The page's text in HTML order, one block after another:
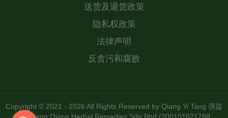
送货及退货政策
隐私权政策
法律声明
反贪污和腐败
Copyright © 2021 - 2026 All Rights Reserved by Qiang Yi Tang 强益